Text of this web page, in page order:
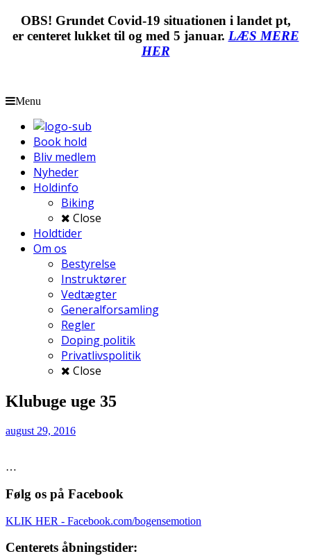
OBS! Grundet Covid-19 situationen i landet pt,
er centeret lukket til og med 5 januar. LÆS MERE
HER
Menu
Book hold
Bliv medlem
Nyheder
Holdinfo
Biking
Close
Holdtider
Om os
Bestyrelse
Instruktører
Vedtægter
Generalforsamling
Regler
Doping politik
Privatlivspolitik
Close
Klubuge uge 35
august 29, 2016
…
Følg os på Facebook
KLIK HER - Facebook.com/bogensemotion
Centerets åbningstider: